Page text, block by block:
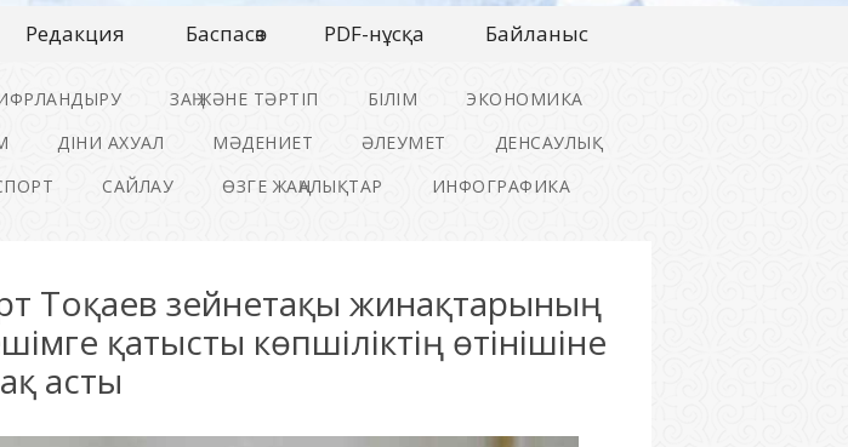
Редакция Баспасөз PDF-нұсқа Байланыс
ЗАҢ ЖӘНЕ ТӘРТІП БІЛІМ
ЭКОНОМИКА
ДІНИ АХУАЛ МӘДЕНИЕТ ӘЛЕУМЕТ
ДЕНСАУЛЫҚ
САЙЛАУ ӨЗГЕ ЖАҢАЛЫҚТАР ИНФОГРАФИКА
Тоқаев зейнетақы жинақтарының
қатысты көпшіліктің өтінішіне
асты